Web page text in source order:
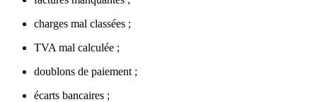
charges mal classées ;
TVA mal calculée ;
doublons de paiement ;
écarts bancaires ;